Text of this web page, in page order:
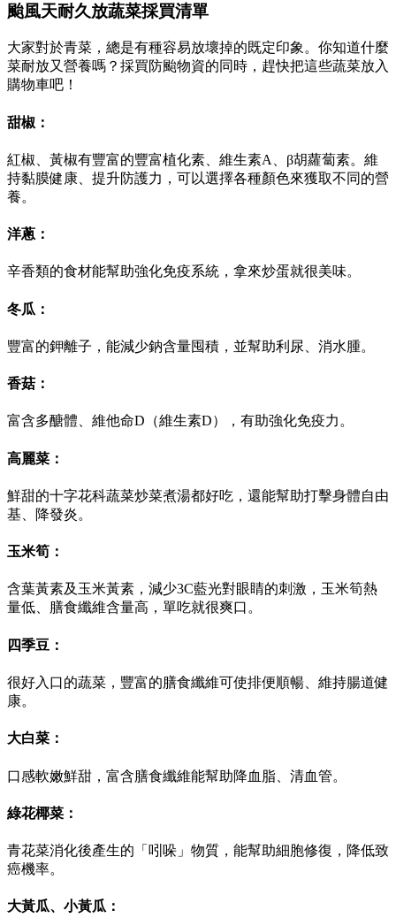
颱風天耐久放蔬菜採買清單
大家對於青菜，總是有種容易放壞掉的既定印象。你知道什麼
菜耐放又營養嗎？採買防颱物資的同時，趕快把這些蔬菜放入
購物車吧！
甜椒：
紅椒、黃椒有豐富的豐富植化素、維生素A、β胡蘿蔔素。維
持黏膜健康、提升防護力，可以選擇各種顏色來獲取不同的營
養。
洋蔥：
辛香類的食材能幫助強化免疫系統，拿來炒蛋就很美味。
冬瓜：
豐富的鉀離子，能減少鈉含量囤積，並幫助利尿、消水腫。
香菇：
富含多醣體、維他命D（維生素D），有助強化免疫力。
高麗菜：
鮮甜的十字花科蔬菜炒菜煮湯都好吃，還能幫助打擊身體自由
基、降發炎。
玉米筍：
含葉黃素及玉米黃素，減少3C藍光對眼睛的刺激，玉米筍熱
量低、膳食纖維含量高，單吃就很爽口。
四季豆：
很好入口的蔬菜，豐富的膳食纖維可使排便順暢、維持腸道健
康。
大白菜：
口感軟嫩鮮甜，富含膳食纖維能幫助降血脂、清血管。
綠花椰菜：
青花菜消化後產生的「吲哚」物質，能幫助細胞修復，降低致
癌機率。
大黃瓜、小黃瓜：